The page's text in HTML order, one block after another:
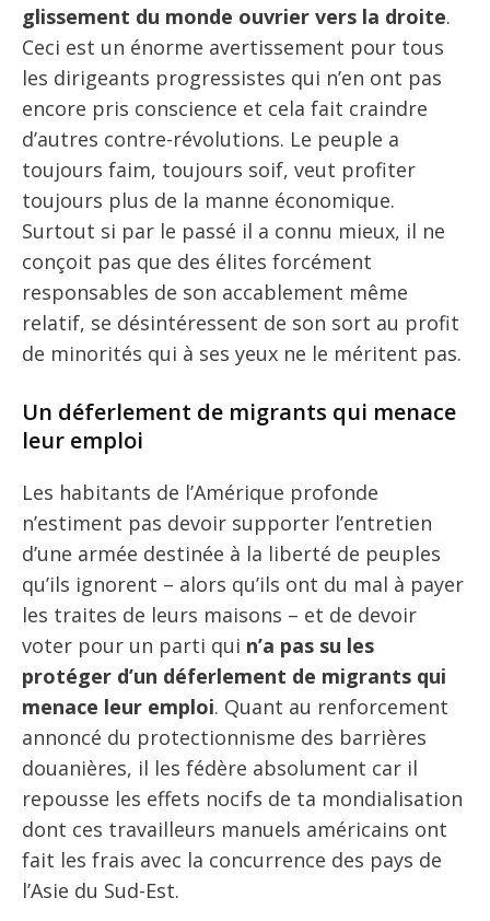
glissement du monde ouvrier vers la droite.
Ceci est un énorme avertissement pour tous
les dirigeants progressistes qui n’en ont pas
encore pris conscience et cela fait craindre
d’autres contre-révolutions. Le peuple a
toujours faim, toujours soif, veut profiter
toujours plus de la manne économique.
Surtout si par le passé il a connu mieux, il ne
conçoit pas que des élites forcément
responsables de son accablement même
relatif, se désintéressent de son sort au profit
de minorités qui à ses yeux ne le méritent pas.
Un déferlement de migrants qui menace
leur emploi
Les habitants de l’Amérique profonde
n’estiment pas devoir supporter l’entretien
d’une armée destinée à la liberté de peuples
qu’ils ignorent – alors qu’ils ont du mal à payer
les traites de leurs maisons – et de devoir
voter pour un parti qui n’a pas su les
protéger d’un déferlement de migrants qui
menace leur emploi. Quant au renforcement
annoncé du protectionnisme des barrières
douanières, il les fédère absolument car il
repousse les effets nocifs de ta mondialisation
dont ces travailleurs manuels américains ont
fait les frais avec la concurrence des pays de
l’Asie du Sud-Est.